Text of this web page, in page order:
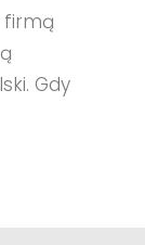
firmą
Gdy